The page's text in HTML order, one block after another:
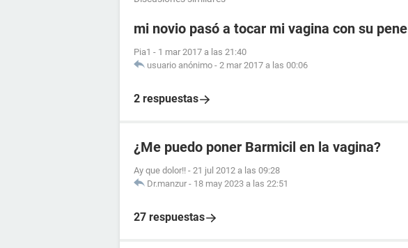
mi novio pasó a tocar mi vagina con su pene
Pia1 - 1 mar 2017 a las 21:40
usuario anónimo - 2 mar 2017 a las 00:06
2 respuestas
¿Me puedo poner Barmicil en la vagina?
Ay que dolor!! - 21 jul 2012 a las 09:28
Dr.manzur - 18 may 2023 a las 22:51
27 respuestas